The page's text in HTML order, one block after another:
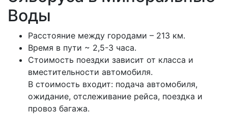
Воды
Расстояние между городами – 213 км.
Время в пути ~ 2,5-3 часа.
Стоимость поездки зависит от класса и
вместительности автомобиля.
В стоимость входит: подача автомобиля,
ожидание, отслеживание рейса, поездка и
провоз багажа.